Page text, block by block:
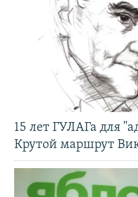
15 лет ГУЛАГа для
Крутой маршрут